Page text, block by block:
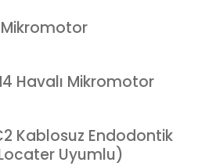
Mikromotor
Havalı Mikromotor
Kablosuz Endodontik
Uyumlu)